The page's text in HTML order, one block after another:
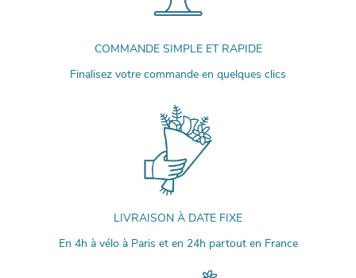
COMMANDE SIMPLE ET RAPIDE
Finalisez votre commande en quelques clics
LIVRAISON À DATE FIXE
En 4h à vélo à Paris et en 24h partout en France